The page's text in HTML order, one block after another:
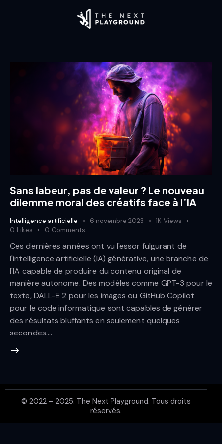
Sans labeur, pas de valeur ? Le nouveau
dilemme moral des créatifs face à l’IA
Intelligence artificielle 6 novembre 2023 1K Views
0 Likes 0 Comments
Ces dernières années ont vu l'essor fulgurant de
l'intelligence artificielle (IA) générative, une branche de
l'IA capable de produire du contenu original de
manière autonome. Des modèles comme GPT-3 pour le
texte, DALL-E 2 pour les images ou GitHub Copilot
pour le code informatique sont capables de générer
des résultats bluffants en seulement quelques
secondes.…
© 2022 – 2025. The Next Playground. Tous droits
réservés.